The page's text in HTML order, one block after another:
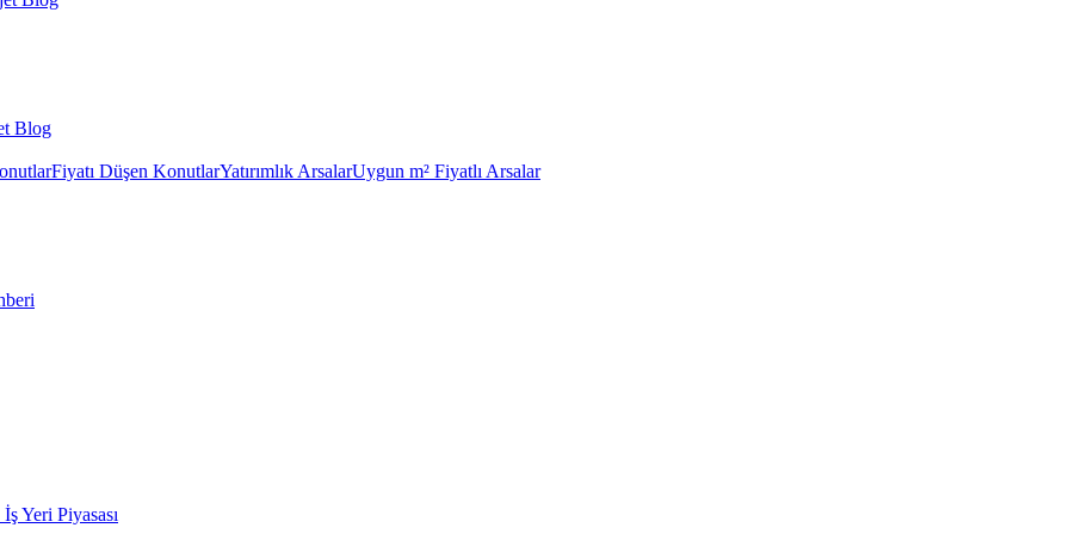
Blog
Fiyatı Düşen KonutlarYatırımlık ArsalarUygun m² Fiyatlı Arsalar
İş Yeri Piyasası